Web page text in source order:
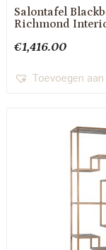
Salontafel
Richmond
€1,416.00
Toevoegen